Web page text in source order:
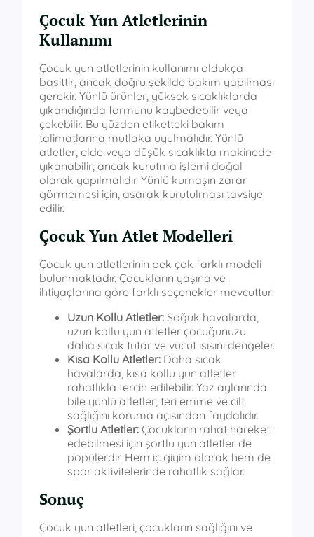
Çocuk Yun Atletlerinin
Kullanımı
Çocuk yun atletlerinin kullanımı oldukça
basittir, ancak doğru şekilde bakım yapılması
gerekir. Yünlü ürünler, yüksek sıcaklıklarda
yıkandığında formunu kaybedebilir veya
çekebilir. Bu yüzden etiketteki bakım
talimatlarına mutlaka uyulmalıdır. Yünlü
atletler, elde veya düşük sıcaklıkta makinede
yıkanabilir, ancak kurutma işlemi doğal
olarak yapılmalıdır. Yünlü kumaşın zarar
görmemesi için, asarak kurutulması tavsiye
edilir.
Çocuk Yun Atlet Modelleri
Çocuk yun atletlerinin pek çok farklı modeli
bulunmaktadır. Çocukların yaşına ve
ihtiyaçlarına göre farklı seçenekler mevcuttur:
Uzun Kollu Atletler: Soğuk havalarda,
uzun kollu yun atletler çocuğunuzu
daha sıcak tutar ve vücut ısısını dengeler.
Kısa Kollu Atletler: Daha sıcak
havalarda, kısa kollu yun atletler
rahatlıkla tercih edilebilir. Yaz aylarında
bile yünlü atletler, teri emme ve cilt
sağlığını koruma açısından faydalıdır.
Şortlu Atletler: Çocukların rahat hareket
edebilmesi için şortlu yun atletler de
popülerdir. Hem iç giyim olarak hem de
spor aktivitelerinde rahatlık sağlar.
Sonuç
Çocuk yun atletleri, çocukların sağlığını ve